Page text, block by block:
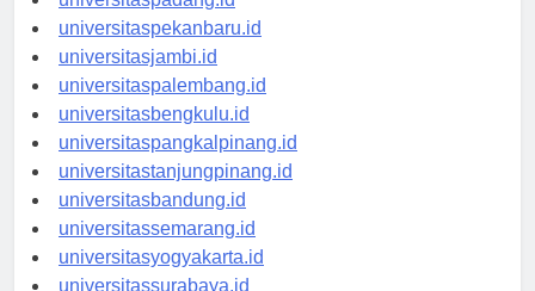
universitaspadang.id
universitaspekanbaru.id
universitasjambi.id
universitaspalembang.id
universitasbengkulu.id
universitaspangkalpinang.id
universitastanjungpinang.id
universitasbandung.id
universitassemarang.id
universitasyogyakarta.id